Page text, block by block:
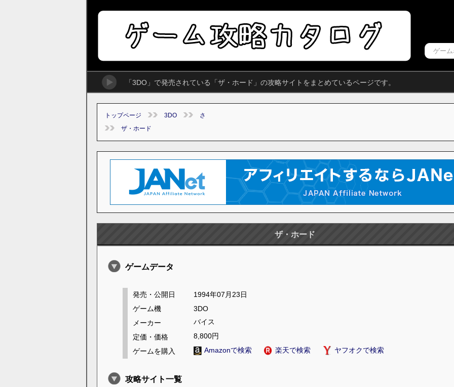
「3DO」で発売されている「ザ・ホード」の攻略サイトをまとめているページです。
トップページ 3DO
さ
ザ・ホード
ザ・ホード
ゲームデータ
発売・公開日
1994年07月23日
ゲーム機
3DO
メーカー
バイス
定価・価格
8,800円
ゲームを購入
Amazonで検索 楽天で検索 ヤフオクで検索
攻略サイト一覧